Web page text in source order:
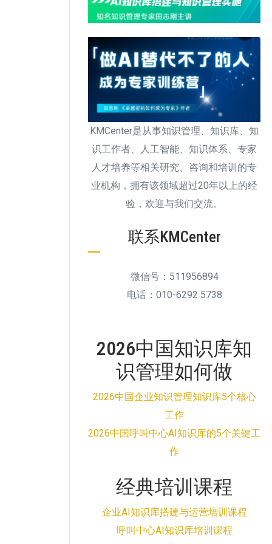
KMCenter是从事知识管理、知识库、知
识工作者、人工智能、知识体系、专家
人才培养等相关研究、咨询和培训的专
业机构，拥有该领域超过20年以上的经
验，欢迎与我们交流。
联系KMCenter
微信号：511956894
电话：010-6292 5738
2026中国知识库知
识管理如何做
2026中国企业知识管理知识库5个核心
工作
2026中国呼叫中心AI知识库的5个关键工
作
经典培训课程
企业AI知识库搭建与运营培训课程
呼叫中心AI知识库培训课程